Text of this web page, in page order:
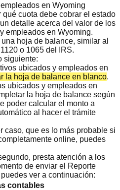
en Wyoming
qué cuota debe cobrar el estado
detalle acerca del valor de los
empleados en Wyoming.
hoja de balance, similar al
o 1065 del IRS.
siguiente:
ubicados y empleados en
la hoja de balance en blanco.
ubicados y empleados en
la hoja de balance según
poder calcular el monto a
al hacer el trámite
caso, que es lo más probable si
online, puedes
presta atención a los
de enviar el Reporte
ver a continuación:
contables